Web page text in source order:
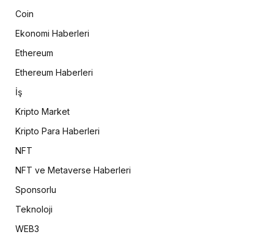
Coin
Ekonomi Haberleri
Ethereum
Ethereum Haberleri
İş
Kripto Market
Kripto Para Haberleri
NFT
NFT ve Metaverse Haberleri
Sponsorlu
Teknoloji
WEB3